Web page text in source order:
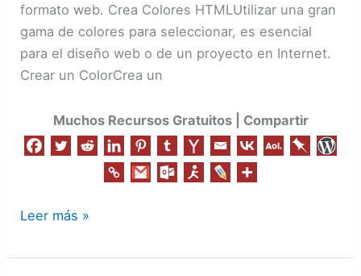
formato web. Crea Colores HTMLUtilizar una gran
gama de colores para seleccionar, es esencial
para el diseño web o de un proyecto en Internet.
Crear un ColorCrea un
Muchos Recursos Gratuitos | Compartir
Leer más »